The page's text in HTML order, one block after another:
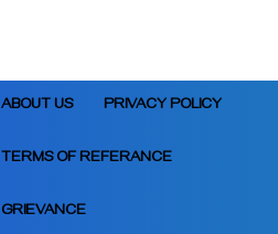
ABOUT US PRIVACY POLICY
TERMS OF REFERANCE
GRIEVANCE